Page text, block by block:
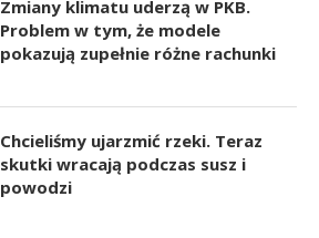
Zmiany klimatu uderzą w PKB.
Problem w tym, że modele
pokazują zupełnie różne rachunki
Chcieliśmy ujarzmić rzeki. Teraz
skutki wracają podczas susz i
powodzi